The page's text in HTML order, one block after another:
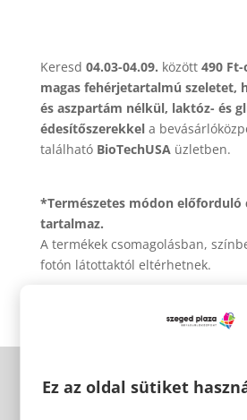
Keresd 04.03-04.09. között490 Ft-
magas fehérjetartalmú szeletet,
és aszpartám nélkül, laktóz- és
édesítőszerekkel a
található BioTechUSAüzletben.
*Természetes módon
tartalmaz.
A termékek csomagolásban,
fotón látottaktól eltérhetnek.
Ez az oldal sütiket